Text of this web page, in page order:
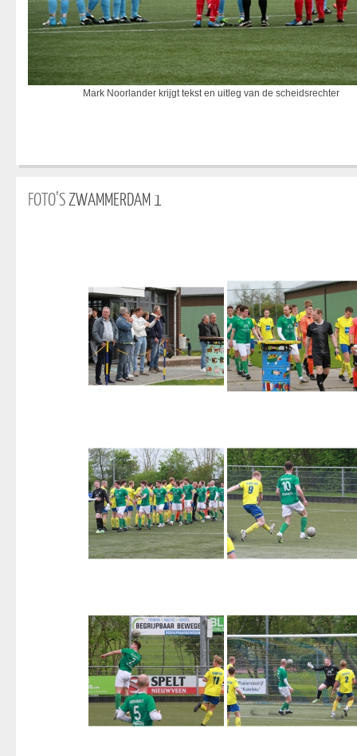
Mark Noorlander krijgt tekst en uitleg van de scheidsrechter
FOTO’SZWAMMERDAM 1